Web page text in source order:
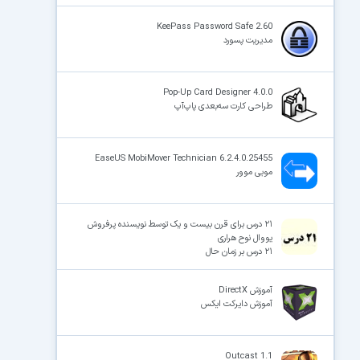
KeePass Password Safe 2.60
مدیریت پسورد
Pop-Up Card Designer 4.0.0
طراحی کارت سه‌بعدی پاپ‌آپ
EaseUS MobiMover Technician 6.2.4.0.25455
موبی موور
۲۱ درس برای قرن بیست و یک توسط نویسنده پرفروش
یووال نوح هراری
۲۱ درس بر زمان حال
آموزش DirectX
آموزش دایرکت ایکس
Outcast 1.1